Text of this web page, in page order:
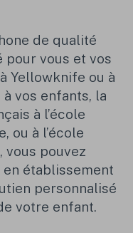
de qualité
vous et vos
Yellowknife ou à
à vos enfants, la
à l’école
, ou à l’école
vous pouvez
établissement
personnalisé
votre enfant.